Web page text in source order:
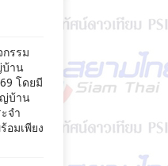
รรม
บ้าน
โดยมี
บ้าน
จำ
อมเพียง